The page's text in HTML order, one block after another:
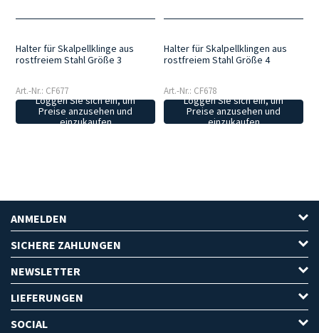
Halter für Skalpellklinge aus
rostfreiem Stahl Größe 3
Art.-Nr.: CF677
Loggen Sie sich ein, um
Preise anzusehen und
einzukaufen
Halter für Skalpellklingen aus
rostfreiem Stahl Größe 4
Art.-Nr.: CF678
Loggen Sie sich ein, um
Preise anzusehen und
einzukaufen
ANMELDEN
SICHERE ZAHLUNGEN
NEWSLETTER
LIEFERUNGEN
SOCIAL